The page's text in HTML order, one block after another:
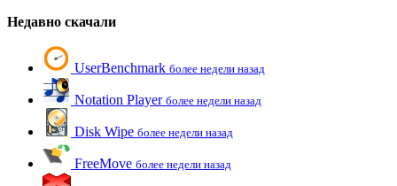
Недавно скачали
UserBenchmark более недели назад
Notation Player более недели назад
Disk Wipe более недели назад
FreeMove более недели назад